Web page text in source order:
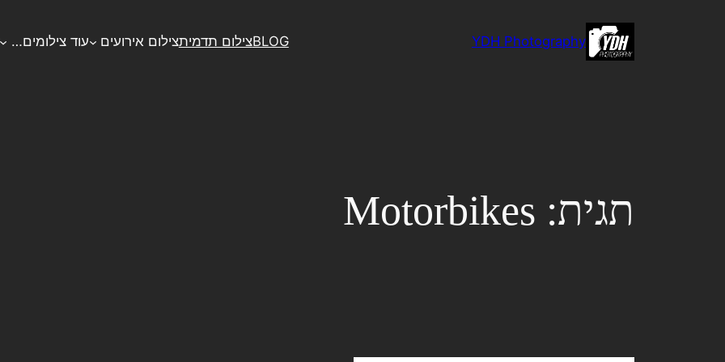
YDH Photography
BLOGצילום תדמיתצילום אירועים עוד צילומים…
תגית: Motorbikes